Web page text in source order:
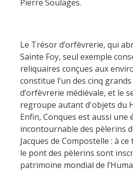
Pierre Soulages.
Le Trésor d’orfèvrerie, qui
Sainte Foy, seul exemple
reliquaires conçues aux
constitue l’un des cinq
d’orfèvrerie médiévale, et le
regroupe autant d'objets du
Enfin, Conques est aussi une
incontournable des pèlerins
Jacques de Compostelle : à
le pont des pèlerins sont
patrimoine mondial de